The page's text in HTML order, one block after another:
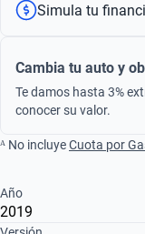
Simula tu
Cambia tu auto y
Te damos hasta 3%
conocer su valor.
ᴬ No incluyeCuota por
Año
2019